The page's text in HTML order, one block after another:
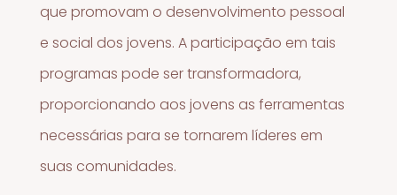
que promovam o desenvolvimento pessoal
e social dos jovens. A participação em tais
programas pode ser transformadora,
proporcionando aos jovens as ferramentas
necessárias para se tornarem líderes em
suas comunidades.